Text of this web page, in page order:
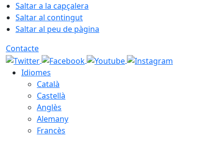
Saltar a la capçalera
Saltar al contingut
Saltar al peu de pàgina
Contacte
Idiomes
Català
Castellà
Anglès
Alemany
Francès